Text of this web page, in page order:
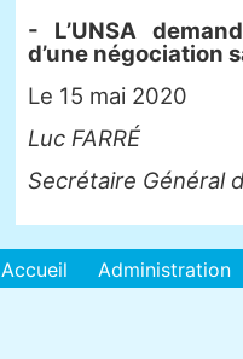
- L’UNSA
d’une négociation
Le 15 mai 2020
Luc FARRÉ
Secrétaire Général
Accueil Administration